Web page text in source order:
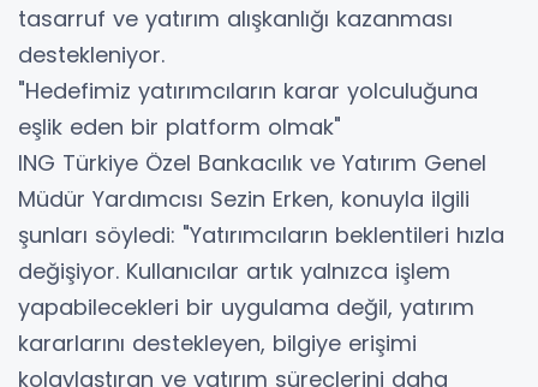
tasarruf ve yatırım alışkanlığı kazanması
destekleniyor.
"Hedefimiz yatırımcıların karar yolculuğuna
eşlik eden bir platform olmak"
ING Türkiye Özel Bankacılık ve Yatırım Genel
Müdür Yardımcısı Sezin Erken, konuyla ilgili
şunları söyledi: "Yatırımcıların beklentileri hızla
değişiyor. Kullanıcılar artık yalnızca işlem
yapabilecekleri bir uygulama değil, yatırım
kararlarını destekleyen, bilgiye erişimi
kolaylaştıran ve yatırım süreçlerini daha